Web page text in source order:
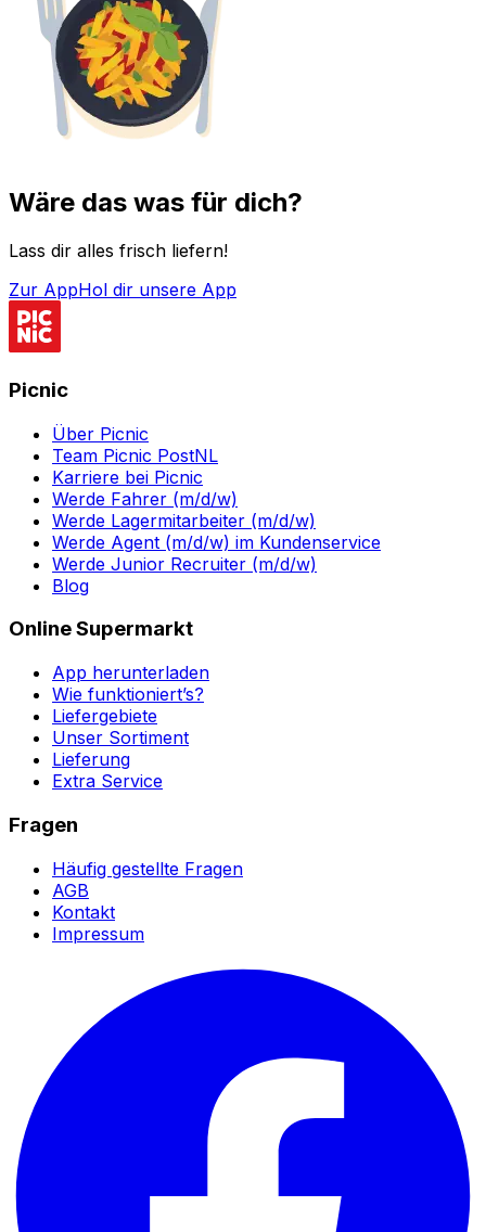
Wäre das was für dich?
Lass dir alles frisch liefern!
Zur AppHol dir unsere App
Picnic
Über Picnic
Team Picnic PostNL
Karriere bei Picnic
Werde Fahrer (m/d/w)
Werde Lagermitarbeiter (m/d/w)
Werde Agent (m/d/w) im Kundenservice
Werde Junior Recruiter (m/d/w)
Blog
Online Supermarkt
App herunterladen
Wie funktioniert’s?
Liefergebiete
Unser Sortiment
Lieferung
Extra Service
Fragen
Häufig gestellte Fragen
AGB
Kontakt
Impressum